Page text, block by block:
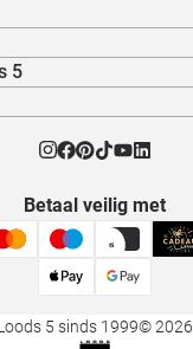
5
Betaal veilig met
5 sinds 1999© 2026